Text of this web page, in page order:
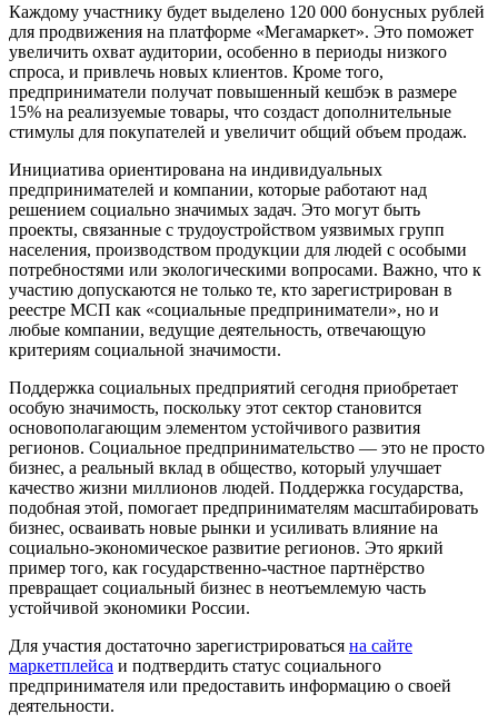
Каждому участнику будет выделено 120 000 бонусных рублей
для продвижения на платформе «Мегамаркет». Это поможет
увеличить охват аудитории, особенно в периоды низкого
спроса, и привлечь новых клиентов. Кроме того,
предприниматели получат повышенный кешбэк в размере
15% на реализуемые товары, что создаст дополнительные
стимулы для покупателей и увеличит общий объем продаж.
Инициатива ориентирована на индивидуальных
предпринимателей и компании, которые работают над
решением социально значимых задач. Это могут быть
проекты, связанные с трудоустройством уязвимых групп
населения, производством продукции для людей с особыми
потребностями или экологическими вопросами. Важно, что к
участию допускаются не только те, кто зарегистрирован в
реестре МСП как «социальные предприниматели», но и
любые компании, ведущие деятельность, отвечающую
критериям социальной значимости.
Поддержка социальных предприятий сегодня приобретает
особую значимость, поскольку этот сектор становится
основополагающим элементом устойчивого развития
регионов. Социальное предпринимательство — это не просто
бизнес, а реальный вклад в общество, который улучшает
качество жизни миллионов людей. Поддержка государства,
подобная этой, помогает предпринимателям масштабировать
бизнес, осваивать новые рынки и усиливать влияние на
социально-экономическое развитие регионов. Это яркий
пример того, как государственно-частное партнёрство
превращает социальный бизнес в неотъемлемую часть
устойчивой экономики России.
Для участия достаточно зарегистрироваться на сайте
маркетплейса и подтвердить статус социального
предпринимателя или предоставить информацию о своей
деятельности.